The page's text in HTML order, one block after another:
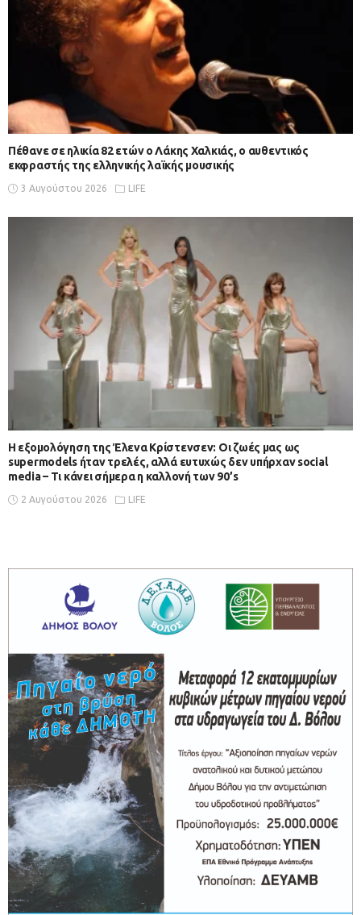
Πέθανε σε ηλικία 82 ετών ο Λάκης Χαλκιάς, ο αυθεντικός
εκφραστής της ελληνικής λαϊκής μουσικής
3 Αυγούστου 2026 LIFE
Η εξομολόγηση της Έλενα Κρίστενσεν: Οι ζωές μας ως
supermodels ήταν τρελές, αλλά ευτυχώς δεν υπήρχαν social
media – Τι κάνει σήμερα η καλλονή των 90’s
2 Αυγούστου 2026 LIFE